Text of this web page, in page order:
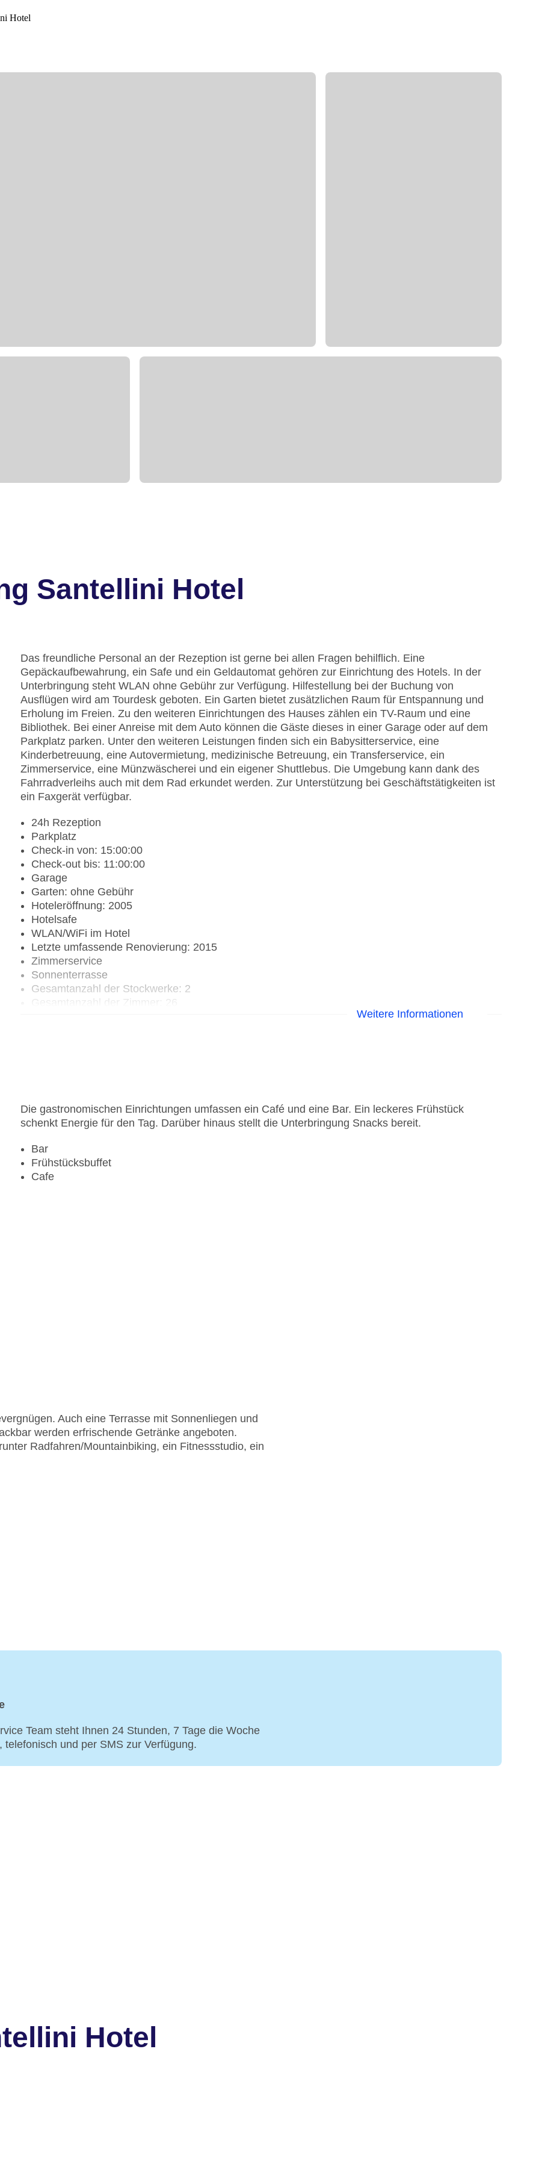
Santellini Hotel
Das freundliche Personal an der Rezeption ist gerne bei allen Fragen behilflich. Eine
Gepäckaufbewahrung, ein Safe und ein Geldautomat gehören zur Einrichtung des Hotels. In der
Unterbringung steht WLAN ohne Gebühr zur Verfügung. Hilfestellung bei der Buchung von
Ausflügen wird am Tourdesk geboten. Ein Garten bietet zusätzlichen Raum für Entspannung und
Erholung im Freien. Zu den weiteren Einrichtungen des Hauses zählen ein TV-Raum und eine
Bibliothek. Bei einer Anreise mit dem Auto können die Gäste dieses in einer Garage oder auf dem
Parkplatz parken. Unter den weiteren Leistungen finden sich ein Babysitterservice, eine
Kinderbetreuung, eine Autovermietung, medizinische Betreuung, ein Transferservice, ein
Zimmerservice, eine Münzwäscherei und ein eigener Shuttlebus. Die Umgebung kann dank des
Fahrradverleihs auch mit dem Rad erkundet werden. Zur Unterstützung bei Geschäftstätigkeiten ist
ein Faxgerät verfügbar.
24h Rezeption
Parkplatz
Check-in von: 15:00:00
Check-out bis: 11:00:00
Garage
Garten: ohne Gebühr
Hoteleröffnung: 2005
Hotelsafe
WLAN/WiFi im Hotel
Letzte umfassende Renovierung: 2015
Zimmerservice
Sonnenterrasse
Gesamtanzahl der Stockwerke: 2
Weitere Informationen
Die gastronomischen Einrichtungen umfassen ein Café und eine Bar. Ein leckeres Frühstück
schenkt Energie für den Tag. Darüber hinaus stellt die Unterbringung Snacks bereit.
Bar
Frühstücksbuffet
Cafe
Auch eine Terrasse mit Sonnenliegen und
werden erfrischende Getränke angeboten.
Radfahren/Mountainbiking, ein Fitnessstudio, ein
Team steht Ihnen 24 Stunden, 7 Tage die Woche
und per SMS zur Verfügung.
Hotel